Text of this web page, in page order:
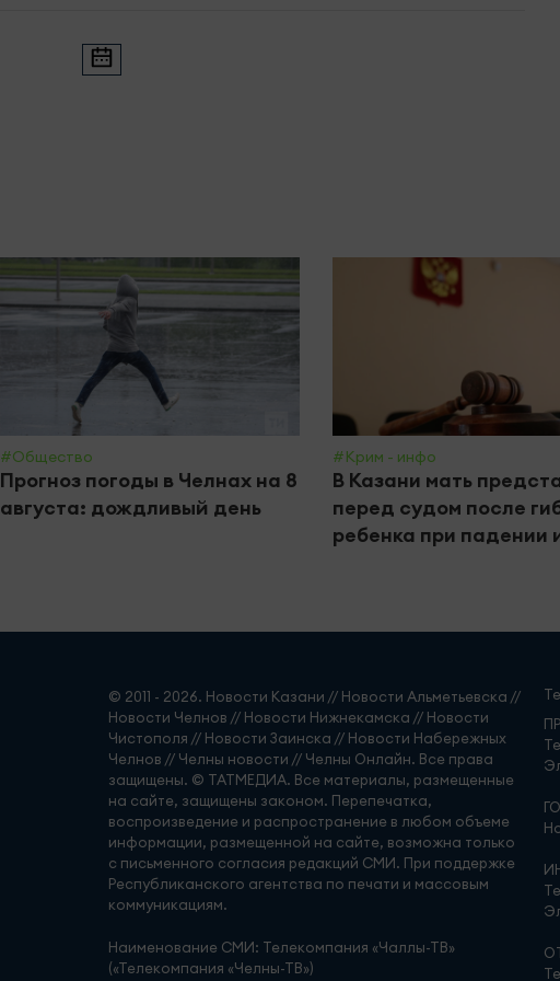
#Общество
Прогноз погоды в Челнах на 8
августа: дождливый день
#Крим - инфо
В Казани мать
перед судом после
ребенка при падении
© 2011 - 2026. Новости Казани // Новости Альметьевска //
Новости Челнов // Новости Нижнекамска // Новости
Чистополя // Новости Заинска // Новости Набережных
Челнов // Челны новости // Челны Онлайн. Все права
защищены. © ТАТМЕДИА. Все материалы, размещенные
на сайте, защищены законом. Перепечатка,
воспроизведение и распространение в любом объеме
информации, размещенной на сайте, возможна только
с письменного согласия редакций СМИ. При поддержке
Республиканского агентства по печати и массовым
коммуникациям.
Наименование СМИ: Телекомпания «Чаллы-ТВ»
(«Телекомпания «Челны-ТВ»)